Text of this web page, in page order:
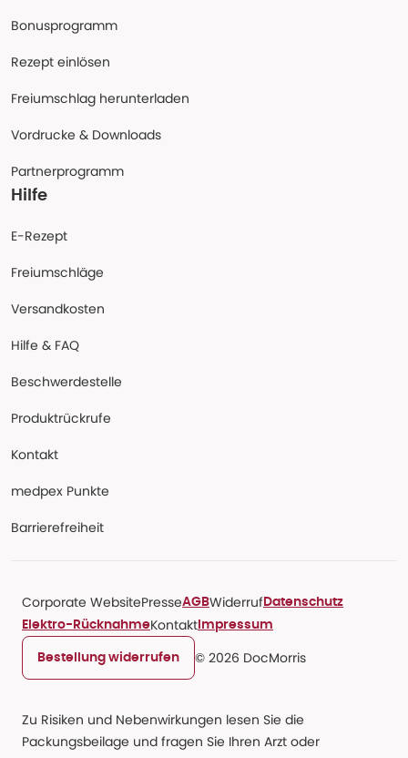
Bonusprogramm
Rezept einlösen
Freiumschlag herunterladen
Vordrucke & Downloads
Partnerprogramm
Hilfe
E-Rezept
Freiumschläge
Versandkosten
Hilfe & FAQ
Beschwerdestelle
Produktrückrufe
Kontakt
medpex Punkte
Barrierefreiheit
Corporate WebsitePresseAGBWiderruf Datenschutz
Elektro-RücknahmeKontakt Impressum
Bestellung widerrufen © 2026 DocMorris
Zu Risiken und Nebenwirkungen lesen Sie die
Packungsbeilage und fragen Sie Ihren Arzt oder